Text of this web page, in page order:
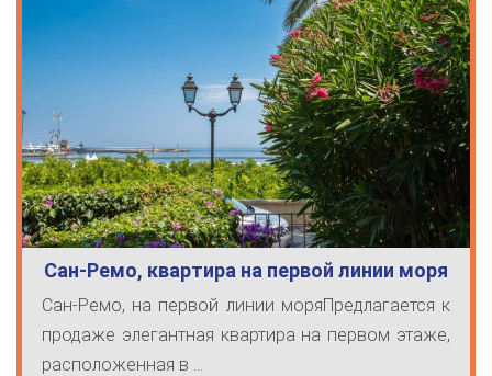
Сан-Ремо, квартира на первой линии моря
Сан-Ремо, на первой линии моряПредлагается к
продаже элегантная квартира на первом этаже,
расположенная в ...